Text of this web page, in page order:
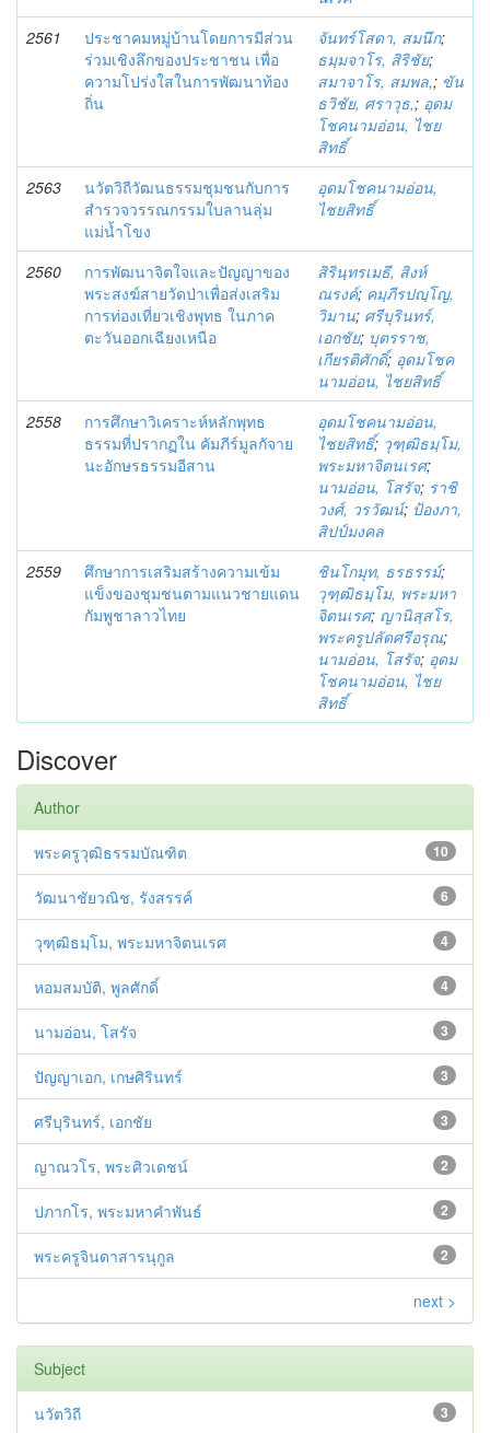
2561
ประชาคมหมู่บ้านโดยการมีส่วน
ร่วมเชิงลึกของประชาชน เพื่อ
ความโปร่งใสในการพัฒนาท้อง
ถิ่น
จันทร์โสดา, สมนึก;
ธมฺมจาโร, สิริชัย;
สมาจาโร, สมพล,; ขัน
ธวิชัย, ศราวุธ,; อุดม
โชคนามอ่อน, ไชย
สิทธิ์
2563
นวัตวิถีวัฒนธรรมชุมชนกับการ
สำรวจวรรณกรรมใบลานลุ่ม
แม่น้ำโขง
อุดมโชคนามอ่อน,
ไชยสิทธิ์
2560
การพัฒนาจิตใจและปัญญาของ
พระสงฆ์สายวัดป่าเพื่อส่งเสริม
การท่องเที่ยวเชิงพุทธ ในภาค
ตะวันออกเฉียงเหนือ
สิรินฺทรเมธี, สิงห์
ณรงค์; คมฺภีรปญฺโญ,
วิมาน; ศรีบุรินทร์,
เอกชัย; บุตรราช,
เกียรติศักดิ์; อุดมโชค
นามอ่อน, ไชยสิทธิ์
2558
การศึกษาวิเคราะห์หลักพุทธ
ธรรมที่ปรากฏใน คัมภีร์มูลกัจาย
นะอักษรธรรมอีสาน
อุดมโชคนามอ่อน,
ไชยสิทธิ์; วุฑฺฒิธมฺโม,
พระมหาจิตนเรศ;
นามอ่อน, โสรัจ; ราชิ
วงศ์, วรวัฒน์; ป้องภา,
สิปป์มงคล
2559
ศึกษาการเสริมสร้างความเข้ม
แข็งของชุมชนตามแนวชายแดน
กัมพูชาลาวไทย
ชินโกมุท, ธรธรรม์;
วุฑฺฒิธมฺโม, พระมหา
จิตนเรศ; ญานิสฺสโร,
พระครูปลัดศรีอรุณ;
นามอ่อน, โสรัจ; อุดม
โชคนามอ่อน, ไชย
สิทธิ์
Discover
Author
10
พระครูวุฒิธรรมบัณฑิต
6
วัฒนาชัยวณิช, รังสรรค์
4
วุฑฺฒิธมฺโม, พระมหาจิตนเรศ
4
หอมสมบัติ, พูลศักดิ์
3
นามอ่อน, โสรัจ
3
ปัญญาเอก, เกษศิรินทร์
3
ศรีบุรินทร์, เอกชัย
2
ญาณวโร, พระศิวเดชน์
2
ปภากโร, พระมหาคำพันธ์
2
พระครูจินดาสารนุกูล
next >
Subject
3
นวัตวิถี